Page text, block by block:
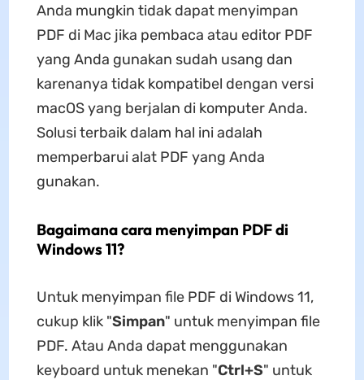
Anda mungkin tidak dapat menyimpan
PDF di Mac jika pembaca atau editor PDF
yang Anda gunakan sudah usang dan
karenanya tidak kompatibel dengan versi
macOS yang berjalan di komputer Anda.
Solusi terbaik dalam hal ini adalah
memperbarui alat PDF yang Anda
gunakan.
Bagaimana cara menyimpan PDF di
Windows 11?
Untuk menyimpan file PDF di Windows 11,
cukup klik "Simpan" untuk menyimpan file
PDF. Atau Anda dapat menggunakan
keyboard untuk menekan "Ctrl+S" untuk